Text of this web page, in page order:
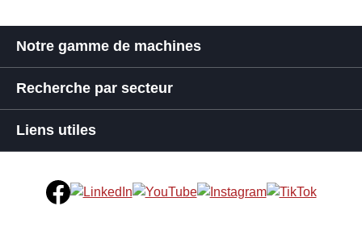
Notre gamme de machines
Recherche par secteur
Liens utiles